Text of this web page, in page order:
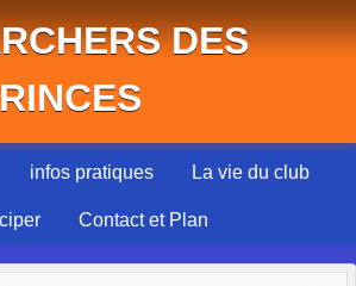
DES
infos pratiques La vie du club
Contact et Plan
cookies